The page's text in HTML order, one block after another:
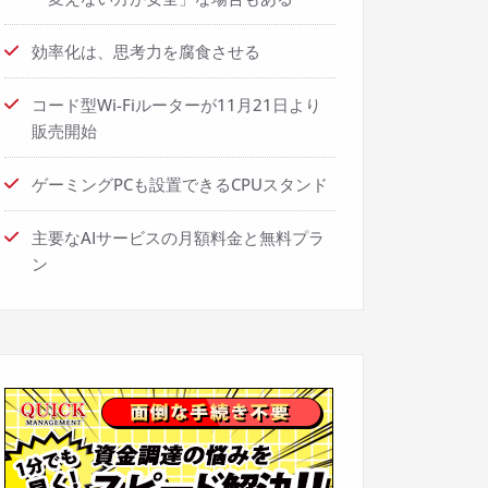
効率化は、思考力を腐食させる
コード型Wi-Fiルーターが11月21日より
販売開始
ゲーミングPCも設置できるCPUスタンド
主要なAIサービスの月額料金と無料プラ
ン